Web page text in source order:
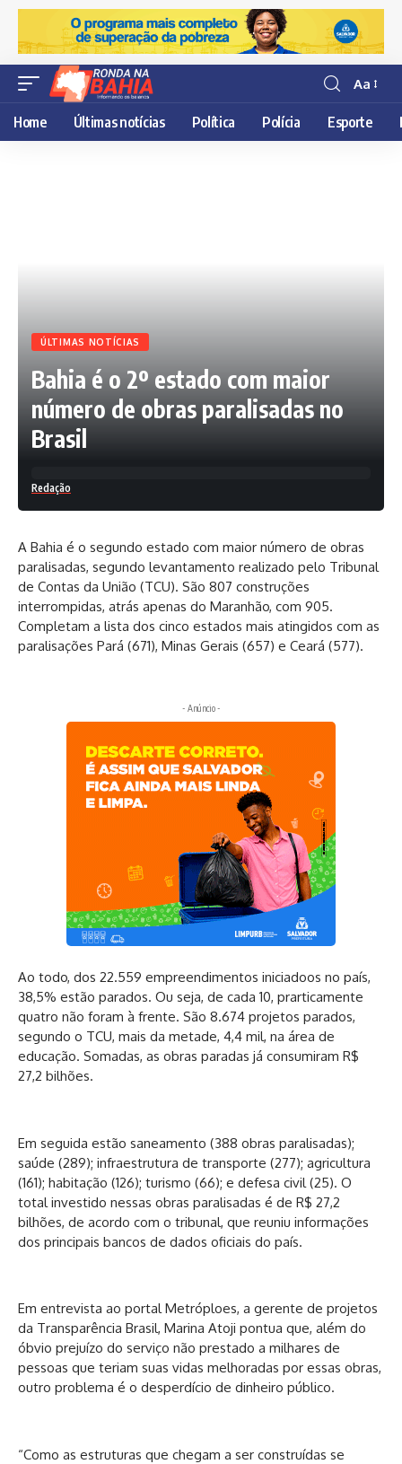
Resisor
de
fonte
Aa
Home Últimas notícias Política Polícia Esporte
ÚLTIMAS NOTÍCIAS
Bahia é o 2º estado com maior
número de obras paralisadas no
Brasil
Redação
A Bahia é o segundo estado com maior número de obras
paralisadas, segundo levantamento realizado pelo Tribunal
de Contas da União (TCU). São 807 construções
interrompidas, atrás apenas do Maranhão, com 905.
Completam a lista dos cinco estados mais atingidos com as
paralisações Pará (671), Minas Gerais (657) e Ceará (577).
- Anúncio -
Ao todo, dos 22.559 empreendimentos iniciadoos no país,
38,5% estão parados. Ou seja, de cada 10, prarticamente
quatro não foram à frente. São 8.674 projetos parados,
segundo o TCU, mais da metade, 4,4 mil, na área de
educação. Somadas, as obras paradas já consumiram R$
27,2 bilhões.
Em seguida estão saneamento (388 obras paralisadas);
saúde (289); infraestrutura de transporte (277); agricultura
(161); habitação (126); turismo (66); e defesa civil (25). O
total investido nessas obras paralisadas é de R$ 27,2
bilhões, de acordo com o tribunal, que reuniu informações
dos principais bancos de dados oficiais do país.
Em entrevista ao portal Metróploes, a gerente de projetos
da Transparência Brasil, Marina Atoji pontua que, além do
óbvio prejuízo do serviço não prestado a milhares de
pessoas que teriam suas vidas melhoradas por essas obras,
outro problema é o desperdício de dinheiro público.
“Como as estruturas que chegam a ser construídas se